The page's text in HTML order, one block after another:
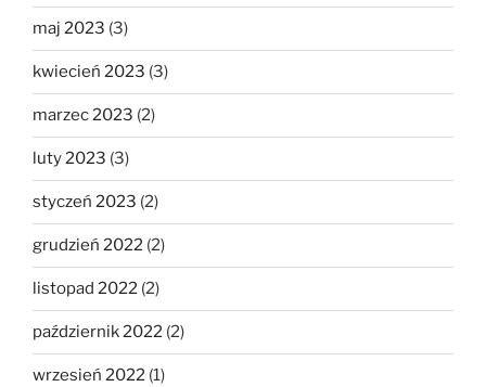
maj 2023 (3)
kwiecień 2023 (3)
marzec 2023 (2)
luty 2023 (3)
styczeń 2023 (2)
grudzień 2022 (2)
listopad 2022 (2)
październik 2022 (2)
wrzesień 2022 (1)